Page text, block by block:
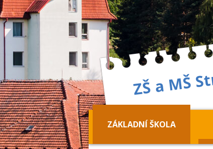
ZÁKLADNÍ ŠKOLA